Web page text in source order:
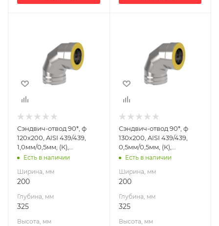
Глубина, мм
Высота, мм
325
Материал
Нержавеющая
сталь
Производитель
УМК
Сэндвич-отвод 90*, ф
120х200, AISI 439/439,
1,0мм/0,5мм, (К),
удл=60мм
Есть в наличии
Ширина, мм
200
Глубина, мм
325
Высота, мм
Глубина, мм
Высота, мм
325
Материал
Нержавеющая
сталь
Производитель
УМК
Сэндвич-отвод 90*, ф
130х200, AISI 439/439,
0,5мм/0,5мм, (К),
удл=60мм
Есть в наличии
Ширина, мм
200
Глубина, мм
325
Высота, мм